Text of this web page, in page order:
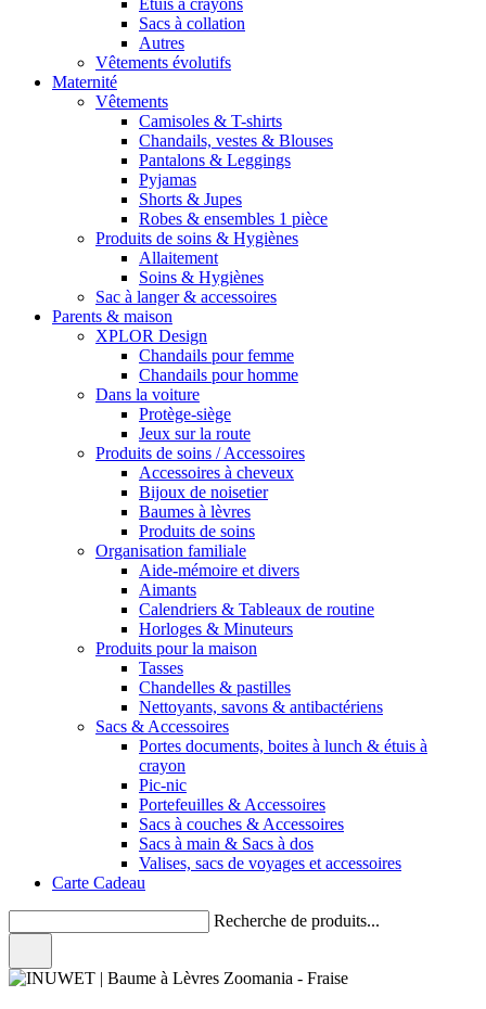
Étuis à crayons
Sacs à collation
Autres
Vêtements évolutifs
Maternité
Vêtements
Camisoles & T-shirts
Chandails, vestes & Blouses
Pantalons & Leggings
Pyjamas
Shorts & Jupes
Robes & ensembles 1 pièce
Produits de soins & Hygiènes
Allaitement
Soins & Hygiènes
Sac à langer & accessoires
Parents & maison
XPLOR Design
Chandails pour femme
Chandails pour homme
Dans la voiture
Protège-siège
Jeux sur la route
Produits de soins / Accessoires
Accessoires à cheveux
Bijoux de noisetier
Baumes à lèvres
Produits de soins
Organisation familiale
Aide-mémoire et divers
Aimants
Calendriers & Tableaux de routine
Horloges & Minuteurs
Produits pour la maison
Tasses
Chandelles & pastilles
Nettoyants, savons & antibactériens
Sacs & Accessoires
Portes documents, boites à lunch & étuis à
crayon
Pic-nic
Portefeuilles & Accessoires
Sacs à couches & Accessoires
Sacs à main & Sacs à dos
Valises, sacs de voyages et accessoires
Carte Cadeau
Recherche de produits...